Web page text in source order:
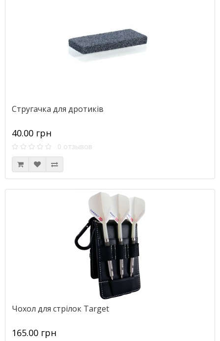
Стругачка для дротиків
40.00 грн
0 отзывов
Чохол для стрілок Target
165.00 грн